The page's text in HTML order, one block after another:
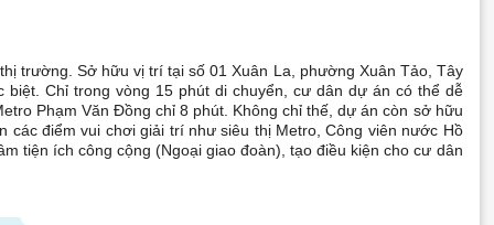
trường. Sở hữu vị trí tại số 01 Xuân La, phường Xuân Tảo, Tây
Chỉ trong vòng 15 phút di chuyển, cư dân dự án có thể dễ
Phạm Văn Đồng chỉ 8 phút. Không chỉ thế, dự án còn sở hữu
các điểm vui chơi giải trí như siêu thị Metro, Công viên nước Hồ
tiện ích công cộng (Ngoại giao đoàn), tạo điều kiện cho cư dân